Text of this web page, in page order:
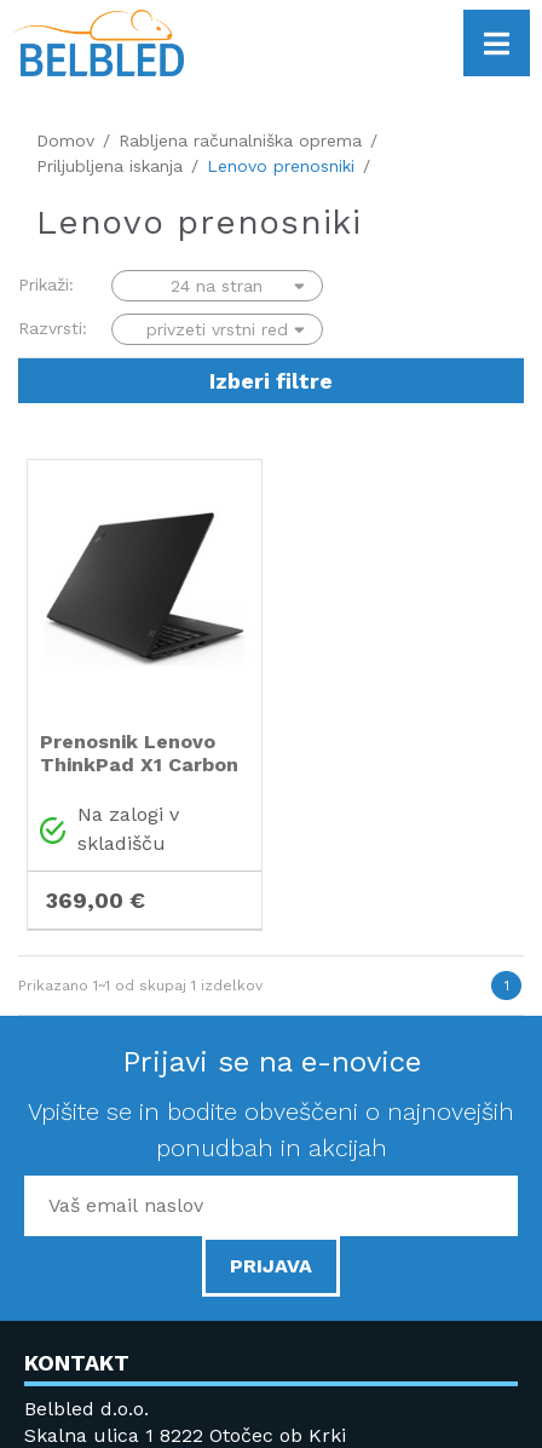
Domov
Rabljena računalniška oprema
Priljubljena iskanja
Lenovo prenosniki
Lenovo prenosniki
Prikaži:
Razvrsti:
Izberi filtre
Prenosnik Lenovo
ThinkPad X1 Carbon
SSD Disk / 14,0″
WQHD
Na zalogi v
skladišču
369,00 €
Prikazano 1~1 od skupaj 1 izdelkov 1
Prijavi se na e-novice
Vpišite se in bodite obveščeni o najnovejših
ponudbah in akcijah
PRIJAVA
KONTAKT
Belbled d.o.o.
Skalna ulica 1 8222 Otočec ob Krki